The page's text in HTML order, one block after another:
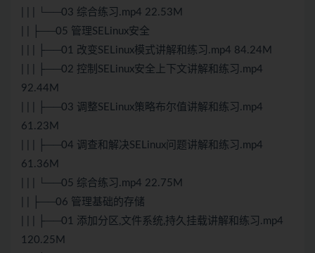
| | | └──03 综合练习.mp4 22.53M
| | ├──05 管理SELinux安全
| | | ├──01 改变SELinux模式讲解和练习.mp4 84.24M
| | | ├──02 控制SELinux安全上下文讲解和练习.mp4
92.44M
| | | ├──03 调整SELinux策略布尔值讲解和练习.mp4
61.23M
| | | ├──04 调查和解决SELinux问题讲解和练习.mp4
61.36M
| | | └──05 综合练习.mp4 22.75M
| | ├──06 管理基础的存储
| | | ├──01 添加分区,文件系统,持久挂载讲解和练习.mp4
120.25M